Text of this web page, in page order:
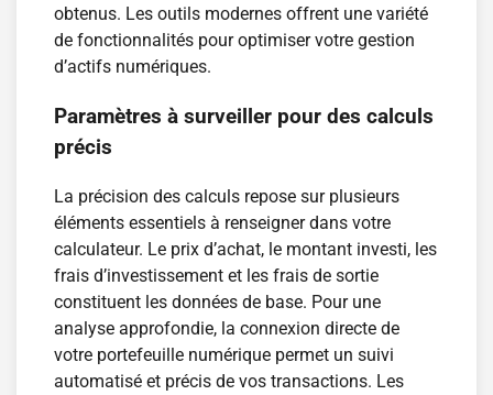
obtenus. Les outils modernes offrent une variété
de fonctionnalités pour optimiser votre gestion
d’actifs numériques.
Paramètres à surveiller pour des calculs
précis
La précision des calculs repose sur plusieurs
éléments essentiels à renseigner dans votre
calculateur. Le prix d’achat, le montant investi, les
frais d’investissement et les frais de sortie
constituent les données de base. Pour une
analyse approfondie, la connexion directe de
votre portefeuille numérique permet un suivi
automatisé et précis de vos transactions. Les